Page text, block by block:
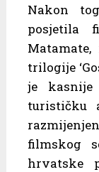
Nakon
posjetila
trilogije
je
turističku
filmskog
hrvatske